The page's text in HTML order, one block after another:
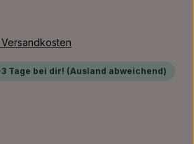
Tage bei dir! (Ausland abweichend)